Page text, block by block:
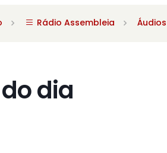
Rádio Assembleia Áudios
dia